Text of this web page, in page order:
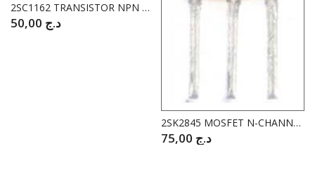
2SC1162 TRANSISTOR NPN 35V 2.5A
د.ج
2SK2845 MOSFET N-CHANNEL 900V 1A
د.ج